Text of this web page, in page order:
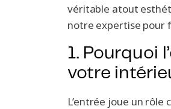
véritable atout
notre expertise pour
1. Pourquoi
votre
L’entrée joue un